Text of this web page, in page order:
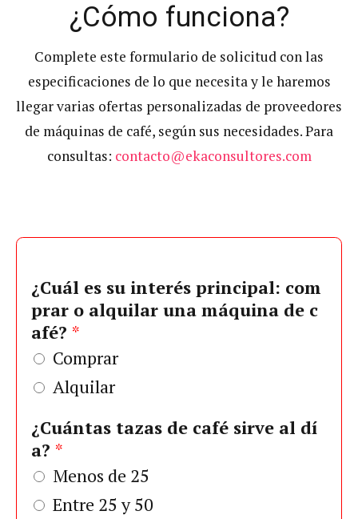
¿Cómo funciona?
Complete este formulario de solicitud con las
especificaciones de lo que necesita y le haremos
llegar varias ofertas personalizadas de proveedores
de máquinas de café, según sus necesidades. Para
consultas: contacto@ekaconsultores.com
¿Cuál es su interés principal: com
prar o alquilar una máquina de c
afé? *
Comprar
Alquilar
¿Cuántas tazas de café sirve al dí
a? *
Menos de 25
Entre 25 y 50